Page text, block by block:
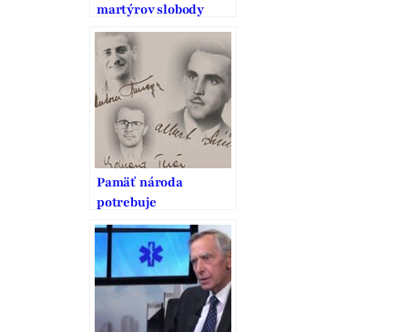
martýrov slobody
Pamäť národa
potrebuje
pripomínanie